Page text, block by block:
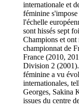
internationale et
féminine s'impose
l'échelle
sont hissés sept
Champions et
championnat de
France (2010,
Division 2
féminine a vu
internationales,
Georges, Sakina
issues du centre